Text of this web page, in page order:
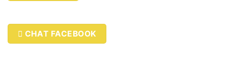
CHAT FACEBOOK